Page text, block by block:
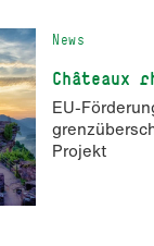
News
Châteaux
EU-
Projekt